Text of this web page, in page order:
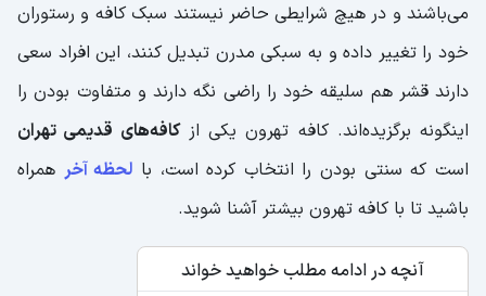
می‌باشند و در هیچ شرایطی حاضر نیستند سبک کافه و رستوران
خود را تغییر داده و به سبکی مدرن تبدیل کنند، این افراد سعی
دارند قشر هم سلیقه خود را راضی نگه دارند و متفاوت بودن را
اینگونه برگزیده‌اند. کافه تهرون یکی ازکافه‌های قدیمی تهران
است که سنتی بودن را انتخاب کرده است، با لحظه آخر همراه
باشید تا با کافه تهرون بیشتر آشنا شوید.
آنچه در ادامه مطلب خواهید خواند